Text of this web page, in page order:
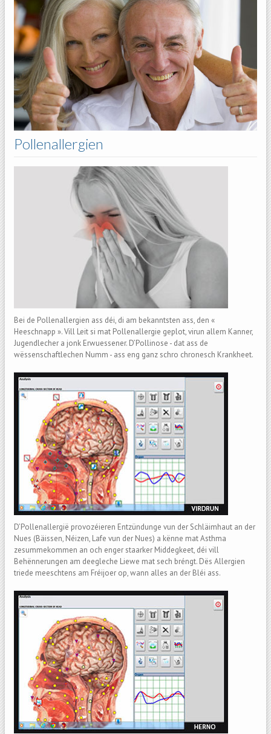
Pollenallergien
Bei de Pollenallergien ass déi, di am bekanntsten ass, den «
Heeschnapp ». Vill Leit si mat Pollenallergie geplot, virun allem Kanner,
Jugendlecher a jonk Erwuessener. D’Pollinose - dat ass de
wëssenschaftlechen Numm - ass eng ganz schro chronesch Krankheet.
D’Pollenallergië provozéieren Entzündunge vun der Schläimhaut an der
Nues (Bäissen, Néizen, Lafe vun der Nues) a kënne mat Asthma
zesummekommen an och enger staarker Middegkeet, déi vill
Behënnerungen am deegleche Liewe mat sech bréngt. Dës Allergien
triede meeschtens am Fréijoer op, wann alles an der Bléi ass.